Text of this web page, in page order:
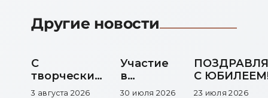
Другие новости
С
творческим
юбилеем!
3 августа 2026
Участие
в
выставке
30 июля 2026
С
23 июля 2026